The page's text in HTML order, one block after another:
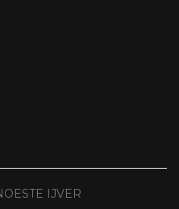
IJVER